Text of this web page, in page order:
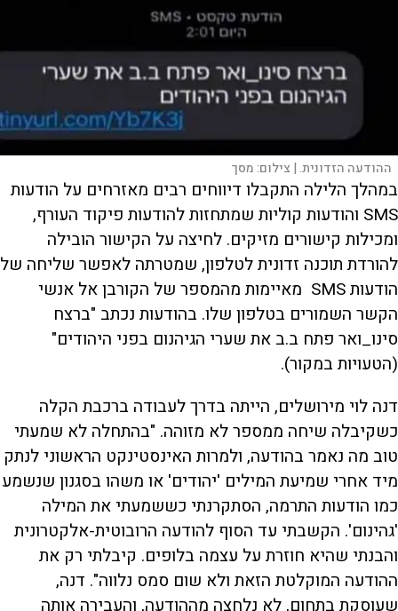
ההודעה הזדונית. | צילום:מסך
במהלך הלילה התקבלו דיווחים רבים מאזרחים על הודעות
SMS והודעות קוליות שמתחזות להודעות פיקוד העורף,
ומכילות קישורים מזיקים. לחיצה על הקישור הובילה
להורדת תוכנה זדונית לטלפון, שמטרתה לאפשר שליחה של
הודעות SMS מאיימות מהמספר של הקורבן אל אנשי
הקשר השמורים בטלפון שלו. בהודעות נכתב "ברצח
סינו_ואר פתח ב.ב את שערי הגיהנום בפני היהודים"
(הטעויות במקור).
דנה לוי מירושלים, הייתה בדרך לעבודה ברכבת הקלה
כשקיבלה שיחה ממספר לא מזוהה. "בהתחלה לא שמעתי
טוב מה נאמר בהודעה, ולמרות האינסטינקט הראשוני לנתק
מיד אחרי שמיעת המילים 'יהודים' או משהו בסגנון שנשמע
כמו הודעות התרמה, הסתקרנתי כששמעתי את המילה
'גהינום'. הקשבתי עד הסוף להודעה הרובוטית-אלקטרונית
והבנתי שהיא חוזרת על עצמה בלופים. קיבלתי רק את
ההודעה המוקלטת הזאת ולא שום סמס נלווה". דנה,
שעוסקת בתחום, לא נלחצה מההודעה, והעבירה אותה